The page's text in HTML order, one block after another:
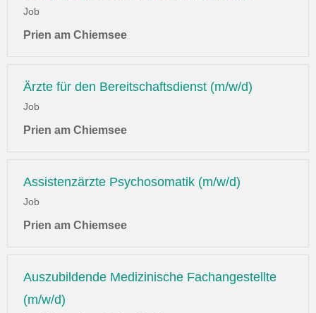
Job
Prien am Chiemsee
Ärzte für den Bereitschaftsdienst (m/w/d)
Job
Prien am Chiemsee
Assistenzärzte Psychosomatik (m/w/d)
Job
Prien am Chiemsee
Auszubildende Medizinische Fachangestellte
(m/w/d)